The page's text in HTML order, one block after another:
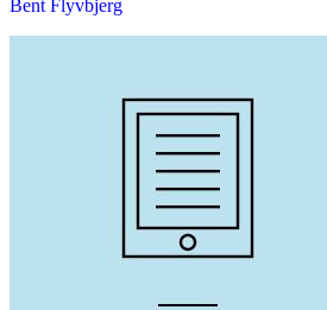
Bent Flyvbjerg